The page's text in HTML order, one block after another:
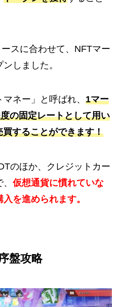
スに合わせて、NFTマー
しました。
ネー」と呼ばれ、 1マー
の固定レートとして用い
することができます！
のほか、クレジットカー
、仮想通貨に慣れていな
を進められます。
盤攻略